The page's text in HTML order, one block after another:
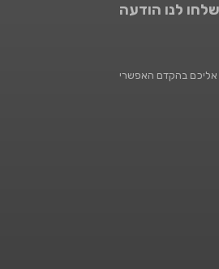
שלחו לנו הודעה
אליכם בהקדם האפשרי